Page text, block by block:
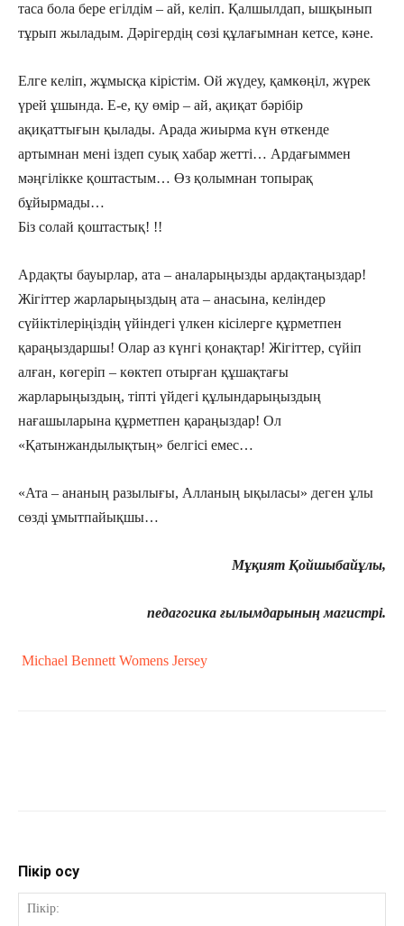
таса бола бере егілдім – ай, келіп. Қалшылдап, ышқынып
тұрып жыладым. Дəрігердің сөзі құлағымнан кетсе, кəне.
Елге келіп, жұмысқа кірістім. Ой жүдеу, қамкөңіл, жүрек
үрей ұшында. Е-е, қу өмір – ай, ақиқат бəрібір
ақиқаттығын қылады. Арада жиырма күн өткенде
артымнан мені іздеп суық хабар жетті… Ардағыммен
мəңгілікке қоштастым… Өз қолымнан топырақ
бұйырмады…
Біз солай қоштастық! !!
Ардақты бауырлар, ата – аналарыңызды ардақтаңыздар!
Жігіттер жарларыңыздың ата – анасына, келіндер
сүйіктілеріңіздің үйіндегі үлкен кісілерге құрметпен
қараңыздаршы! Олар аз күнгі қонақтар! Жігіттер, сүйіп
алған, көгеріп – көктеп отырған құшақтағы
жарларыңыздың, тіпті үйдегі құлындарыңыздың
нағашыларына құрметпен қараңыздар! Ол
«Қатынжандылықтың» белгісі емес…
«Ата – ананың разылығы, Алланың ықыласы» деген ұлы
сөзді ұмытпайықшы…
Мұқият Қойшыбайұлы,
педагогика ғылымдарының магистрі.
Michael Bennett Womens Jersey
Пікір қосу